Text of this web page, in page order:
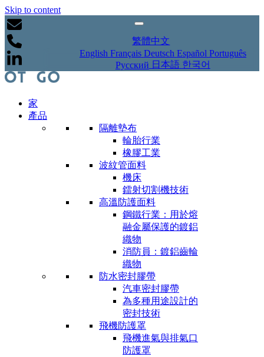
Skip to content
繁體中文
English Français Deutsch Español Português
Русский 日本語 한국어
家
產品
隔離墊布
輪胎行業
橡膠工業
波紋管面料
機床
鐳射切割機技術
高溫防護面料
鋼鐵行業：用於熔
融金屬保護的鍍鋁
織物
消防員：鍍鋁齒輪
織物
防水密封膠帶
汽車密封膠帶
為多種用途設計的
密封技術
飛機防護罩
飛機進氣與排氣口
防護罩